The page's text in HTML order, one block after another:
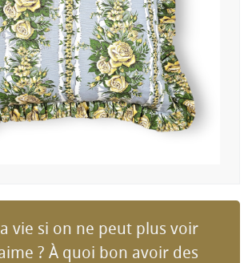
vie si on ne peut plus voir
? À quoi bon avoir des